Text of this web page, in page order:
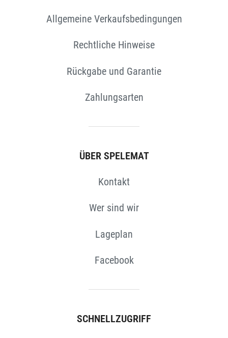
Allgemeine Verkaufsbedingungen
Rechtliche Hinweise
Rückgabe und Garantie
Zahlungsarten
ÜBER SPELEMAT
Kontakt
Wer sind wir
Lageplan
Facebook
SCHNELLZUGRIFF